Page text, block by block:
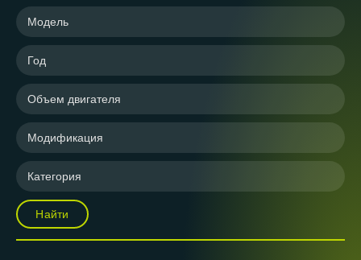
Модель
Год
Объем двигателя
Модификация
Категория
Найти